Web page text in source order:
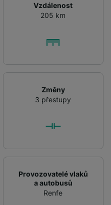
Vzdálenost
205 km
Změny
3 přestupy
Provozovatelé vlaků
a autobusů
Renfe